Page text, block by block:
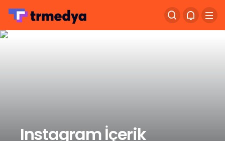
Instagram İçerik